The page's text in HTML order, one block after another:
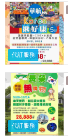
代訂服務
代訂服務